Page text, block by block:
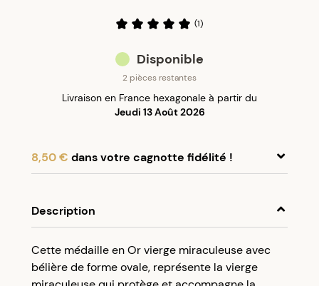
(1)
Disponible
2 pièces restantes
Livraison en France hexagonale à partir du
Jeudi 13 Août 2026
8,50 € dans votre cagnotte fidélité !
compte client et cumulez 5% de vos achats dans
votre cagnotte fidélité sans minimum d’achat.
Description
Cette médaille en Or vierge miraculeuse avec
bélière de forme ovale, représente la vierge